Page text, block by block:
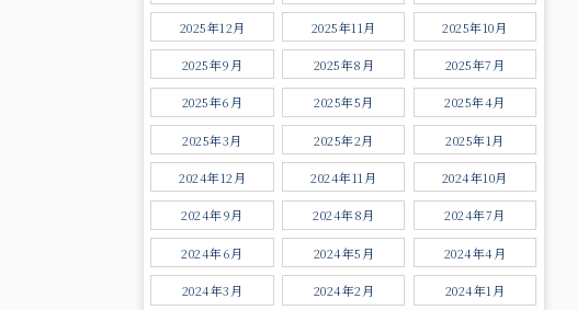
2025年12月 2025年11月 2025年10月
2025年9月 2025年8月 2025年7月
2025年6月 2025年5月 2025年4月
2025年3月 2025年2月 2025年1月
2024年12月 2024年11月 2024年10月
2024年9月 2024年8月 2024年7月
2024年6月 2024年5月 2024年4月
2024年3月 2024年2月 2024年1月